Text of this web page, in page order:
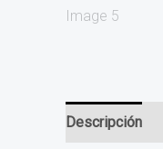
Descripción